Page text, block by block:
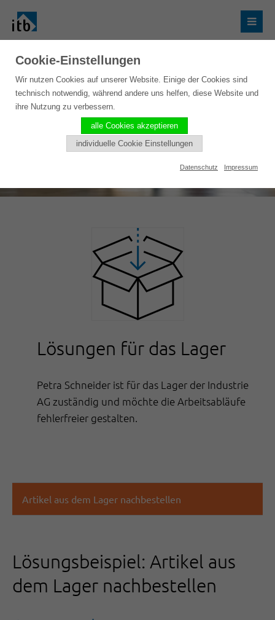
Lösungen für das Lager
Petra Schneider ist für das Lager der Industrie
AG zuständig und möchte die Arbeitsabläufe
fehlerfreier gestalten.
Artikel aus dem Lager nachbestellen
Lösungsbeispiel: Artikel aus
dem Lager nachbestellen
Cookie-Einstellungen
Wir nutzen Cookies auf unserer Website. Einige der Cookies sind
technisch notwendig, während andere uns helfen, diese Website und
ihre Nutzung zu verbessern.
alle Cookies akzeptieren
individuelle Cookie Einstellungen
Datenschutz Impressum